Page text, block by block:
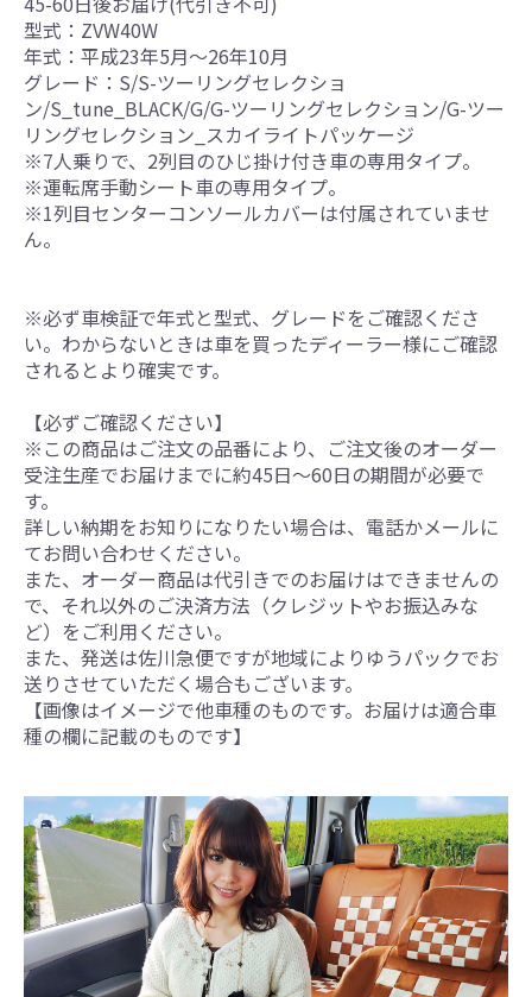
型式：ZVW40W
年式：平成23年5月～26年10月
グレード：S/S-ツーリングセレクショ
ン/S_tune_BLACK/G/G-ツーリングセレクション/G-ツー
リングセレクション_スカイライトパッケージ
※7人乗りで、2列目のひじ掛け付き車の専用タイプ。
※運転席手動シート車の専用タイプ。
※1列目センターコンソールカバーは付属されていませ
ん。
※必ず車検証で年式と型式、グレードをご確認くださ
い。わからないときは車を買ったディーラー様にご確認
されるとより確実です。
【必ずご確認ください】
※この商品はご注文の品番により、ご注文後のオーダー
受注生産でお届けまでに約45日～60日の期間が必要で
す。
詳しい納期をお知りになりたい場合は、電話かメールに
てお問い合わせください。
また、オーダー商品は代引きでのお届けはできませんの
で、それ以外のご決済方法（クレジットやお振込みな
ど）をご利用ください。
また、発送は佐川急便ですが地域によりゆうパックでお
送りさせていただく場合もございます。
【画像はイメージで他車種のものです。お届けは適合車
種の欄に記載のものです】